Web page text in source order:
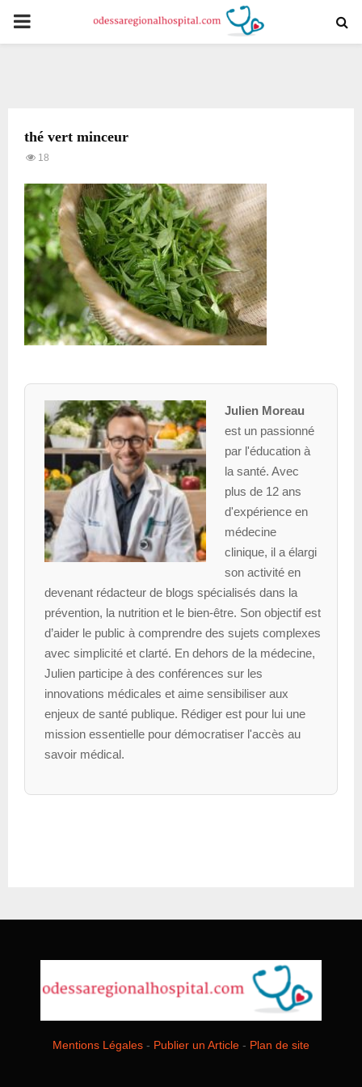
PRIMARY
thé vert minceur
18
Julien Moreau
est un passionné
par l'éducation à
la santé. Avec
plus de 12 ans
d'expérience en
médecine
clinique, il a élargi
son activité en
devenant rédacteur de blogs spécialisés dans la
prévention, la nutrition et le bien-être. Son objectif est
d’aider le public à comprendre des sujets complexes
avec simplicité et clarté. En dehors de la médecine,
Julien participe à des conférences sur les
innovations médicales et aime sensibiliser aux
enjeux de santé publique. Rédiger est pour lui une
mission essentielle pour démocratiser l'accès au
savoir médical.
Mentions Légales - Publier un Article - Plan de site